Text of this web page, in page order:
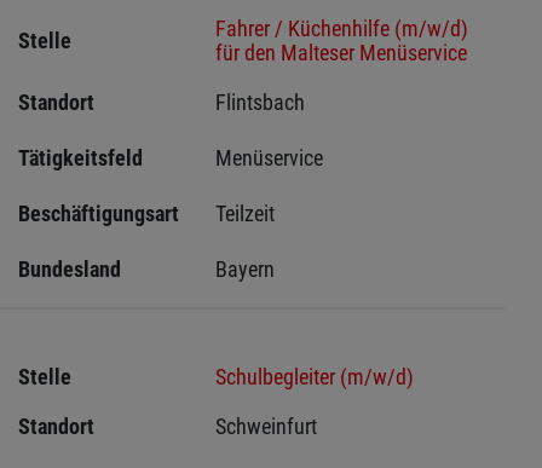
Stelle
Fahrer / Küchenhilfe (m/w/d)
für den Malteser Menüservice
Standort
Flintsbach
Tätigkeitsfeld Menüservice
Beschäftigungsart Teilzeit
Bundesland Bayern
Stelle
Schulbegleiter (m/w/d)
Standort
Schweinfurt